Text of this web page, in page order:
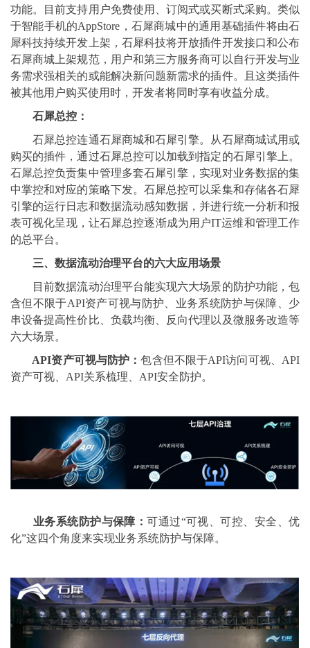
功能。目前支持用户免费使用、订阅式或买断式采购。类似
于智能手机的AppStore，石犀商城中的通用基础插件将由石
犀科技持续开发上架，石犀科技将开放插件开发接口和公布
石犀商城上架规范，用户和第三方服务商可以自行开发与业
务需求强相关的或能解决新问题新需求的插件。且这类插件
被其他用户购买使用时，开发者将同时享有收益分成。
石犀总控：
石犀总控连通石犀商城和石犀引擎。从石犀商城试用或
购买的插件，通过石犀总控可以加载到指定的石犀引擎上。
石犀总控负责集中管理多套石犀引擎，实现对业务数据的集
中掌控和对应的策略下发。石犀总控可以采集和存储各石犀
引擎的运行日志和数据流动感知数据，并进行统一分析和报
表可视化呈现，让石犀总控逐渐成为用户IT运维和管理工作
的总平台。
三、数据流动治理平台的六大应用场景
目前数据流动治理平台能实现六大场景的防护功能，包
含但不限于API资产可视与防护、业务系统防护与保障、少
串设备提高性价比、负载均衡、反向代理以及微服务改造等
六大场景。
API资产可视与防护：包含但不限于API访问可视、API
资产可视、API关系梳理、API安全防护。
业务系统防护与保障：可通过“可视、可控、安全、优
化”这四个角度来实现业务系统防护与保障。